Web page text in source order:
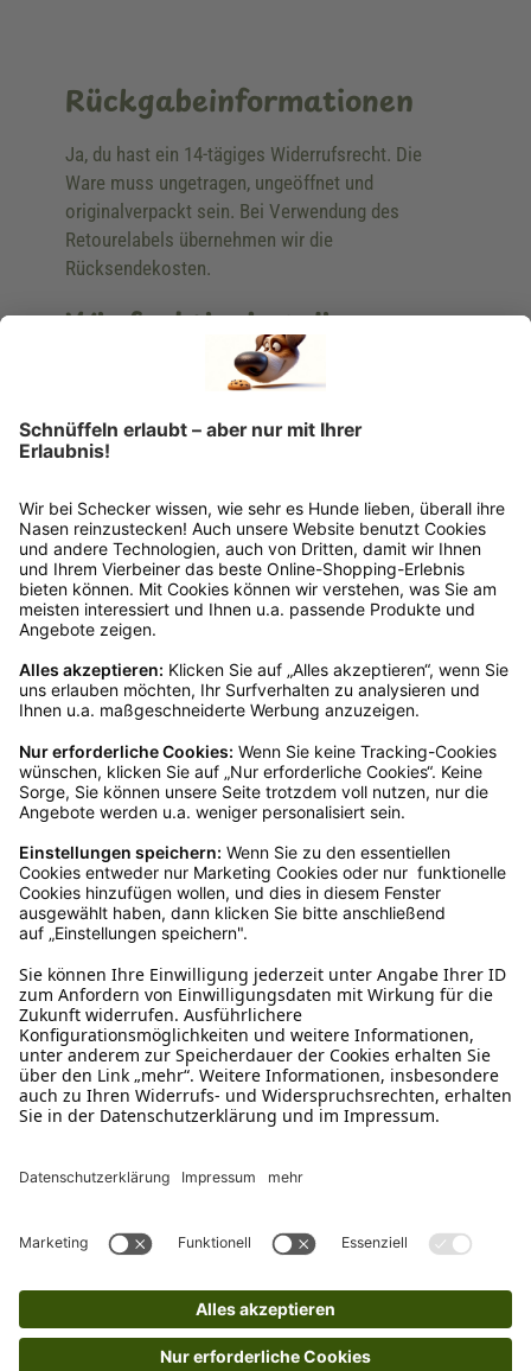
Rückgabeinformationen
Ja, du hast ein 14-tägiges Widerrufsrecht. Die
Ware muss ungetragen, ungeöffnet und
originalverpackt sein. Bei Verwendung des
Retourelabels übernehmen wir die
Rücksendekosten.
Wie funktioniert die
Rücksendung?
Bitte fülle das Rücksendeformular aus. Dieses
findest du online. Verpacke die Artikel
Rücksendeetikett auf das Paket. Dieses kannst du
dir in deinem Kundenkonto anfordern. Hast du als
Gast bestellt, schreibe uns eine Email an
verkauf@schecker.de oder rufe zu unseren
Servicezeiten an, dann lassen wir dir ein
Mo – Fr 9 – 17 Uhr, Sa 9 – 13 Uhr
Ruf uns an
Schreibe uns
verkauf@schecker.de
WhatsApp Support
Tritt unserem Newsletter bei
Mehr von uns